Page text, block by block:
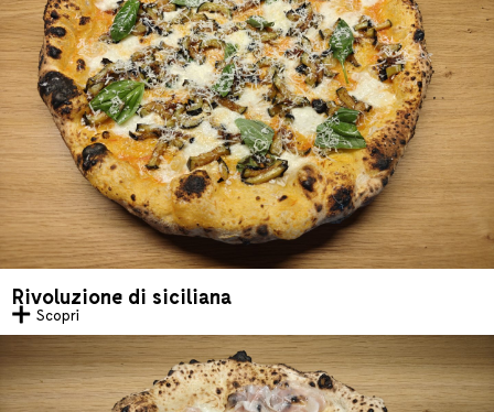
Rivoluzione di siciliana
Scopri